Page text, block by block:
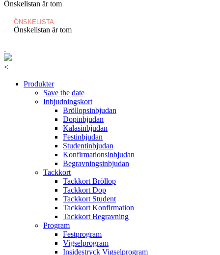
Önskelistan är tom
ÖNSKELISTA
Önskelistan är tom
<
Produkter
Save the date
Inbjudningskort
Bröllopsinbjudan
Dopinbjudan
Kalasinbjudan
Festinbjudan
Studentinbjudan
Konfirmationsinbjudan
Begravningsinbjudan
Tackkort
Tackkort Bröllop
Tackkort Dop
Tackkort Student
Tackkort Konfirmation
Tackkort Begravning
Program
Festprogram
Vigselprogram
Insidestryck Vigselprogram